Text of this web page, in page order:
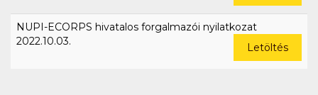
NUPI-ECORPS hivatalos forgalmazói nyilatkozat
2022.10.03.
Letöltés